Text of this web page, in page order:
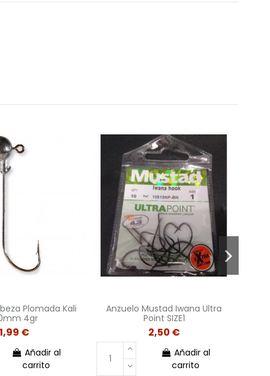
Plomada Kali
4gr
1,99 €
Añadir al
carrito
Anzuelo Mustad Iwana Ultra
Point SIZE1
2,50 €
Añadir al
carrito